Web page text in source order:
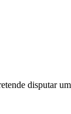
disputar